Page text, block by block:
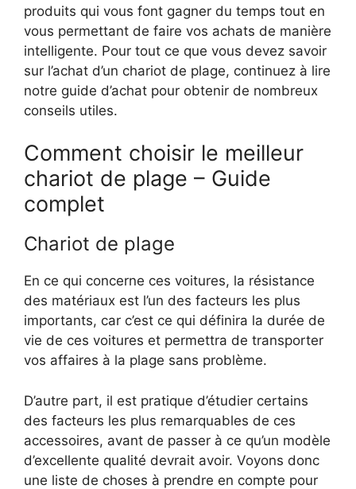
produits qui vous font gagner du temps tout en
vous permettant de faire vos achats de manière
intelligente. Pour tout ce que vous devez savoir
sur l’achat d’un chariot de plage, continuez à lire
notre guide d’achat pour obtenir de nombreux
conseils utiles.
Comment choisir le meilleur
chariot de plage – Guide
complet
Chariot de plage
En ce qui concerne ces voitures, la résistance
des matériaux est l’un des facteurs les plus
importants, car c’est ce qui définira la durée de
vie de ces voitures et permettra de transporter
vos affaires à la plage sans problème.
D’autre part, il est pratique d’étudier certains
des facteurs les plus remarquables de ces
accessoires, avant de passer à ce qu’un modèle
d’excellente qualité devrait avoir. Voyons donc
une liste de choses à prendre en compte pour